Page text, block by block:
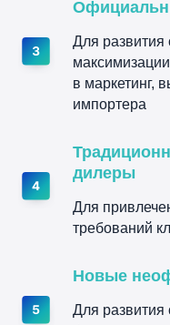
Для развития
в маркетинг,
импортера
дилеры
Для
требований
Новые
Для развития